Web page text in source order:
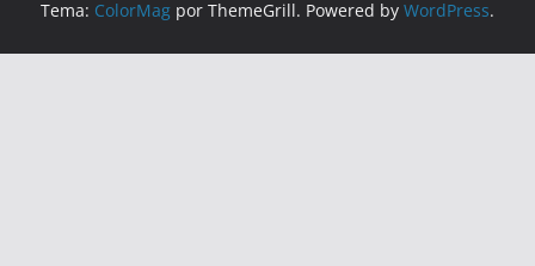
Tema: ColorMag por ThemeGrill. Powered by WordPress.